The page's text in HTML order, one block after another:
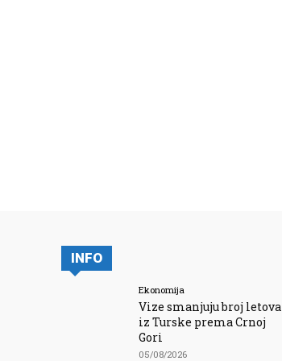
INFO
Ekonomija
Vize smanjuju broj letova
iz Turske prema Crnoj
Gori
05/08/2026